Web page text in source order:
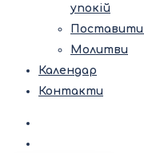
упокій
Поставити
Молитви
Календар
Контакти